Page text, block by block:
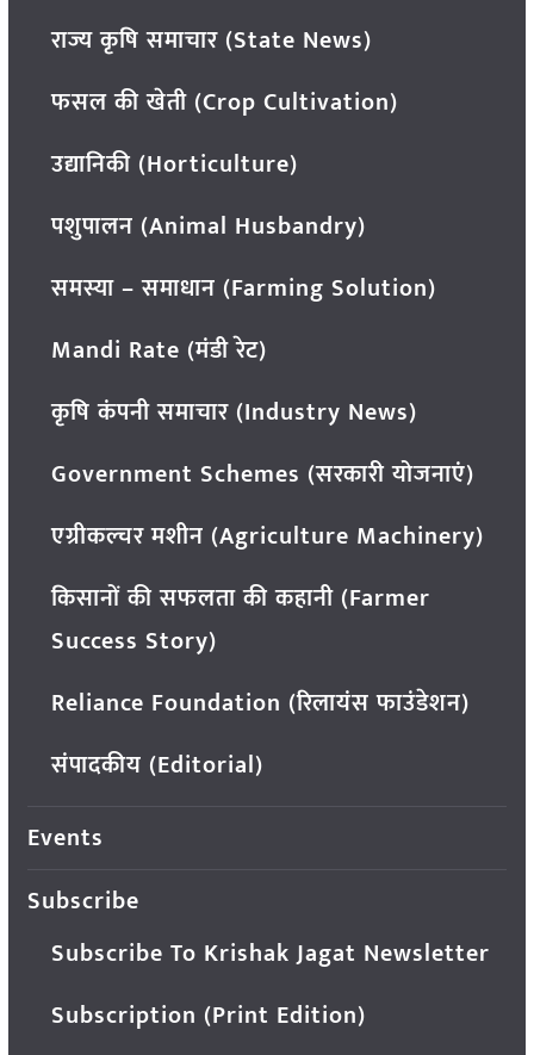
राज्य कृषि समाचार (State News)
फसल की खेती (Crop Cultivation)
उद्यानिकी (Horticulture)
पशुपालन (Animal Husbandry)
समस्या – समाधान (Farming Solution)
Mandi Rate (मंडी रेट)
कृषि कंपनी समाचार (Industry News)
Government Schemes (सरकारी योजनाएं)
एग्रीकल्चर मशीन (Agriculture Machinery)
किसानों की सफलता की कहानी (Farmer
Success Story)
Reliance Foundation (रिलायंस फाउंडेशन)
संपादकीय (Editorial)
Events
Subscribe
Subscribe To Krishak Jagat Newsletter
Subscription (Print Edition)